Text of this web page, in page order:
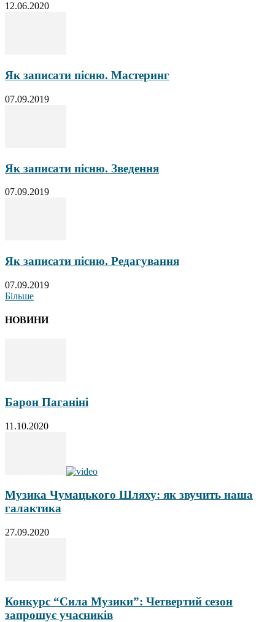
12.06.2020
Як записати пісню. Мастеринг
07.09.2019
Як записати пісню. Зведення
07.09.2019
Як записати пісню. Редагування
07.09.2019
Більше
НОВИНИ
Барон Паганіні
11.10.2020
Музика Чумацького Шляху: як звучить наша
галактика
27.09.2020
Конкурс “Сила Музики”: Четвертий сезон
запрошує учасників